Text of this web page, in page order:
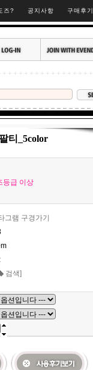
즈? 공지사항 구매후기
티_5color
등급 이상
그램 구경가기
검색]